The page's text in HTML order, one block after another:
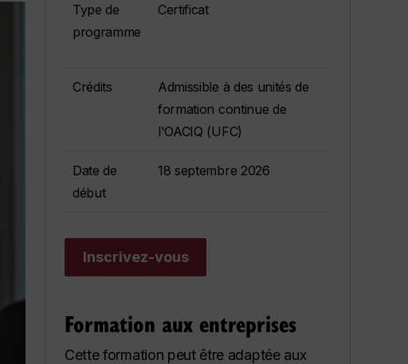
Type de
programme
Certificat
Crédits
Admissible à des unités de
formation continue de
l'OACIQ (UFC)
Date de
début
18 septembre 2026
Inscrivez-vous
Formation aux entreprises
Cette formation peut être adaptée aux